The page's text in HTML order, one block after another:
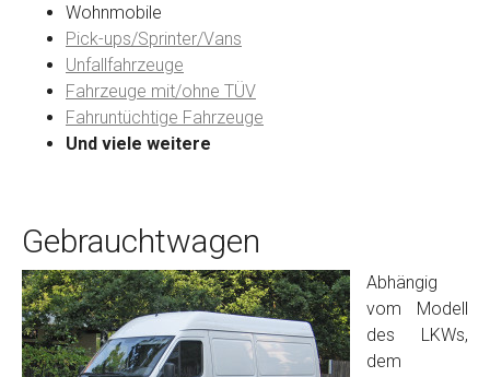
Wohnmobile
Pick-ups/Sprinter/Vans
Unfallfahrzeuge
Fahrzeuge mit/ohne TÜV
Fahruntüchtige Fahrzeuge
Und viele weitere
Gebrauchtwagen
Abhängig
vom Modell
des LKWs,
dem